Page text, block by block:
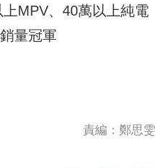
MPV、40萬以上純電
量冠軍
責編：鄭思雯